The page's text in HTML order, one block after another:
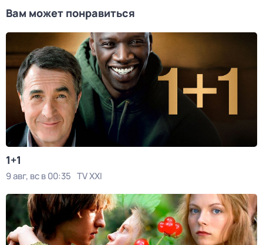
Вам может понравиться
1+1
9 авг, вс в 00:35 TV XXI